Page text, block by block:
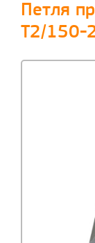
Петля
T2/150-